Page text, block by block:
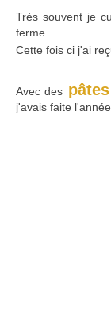
Très souvent je
ferme.
Cette fois ci j'ai
Avec des pâtes
j'avais faite